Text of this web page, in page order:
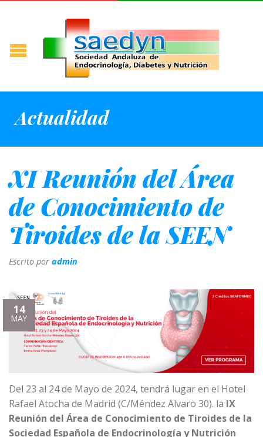
Actualidad
XI Reunión del Área
de Conocimiento de
Tiroides de la SEEN
Escrito por admin
14
MAY
Del 23 al 24 de Mayo de 2024, tendrá lugar en el Hotel
Rafael Atocha de Madrid (C/Méndez Alvaro 30). la IX
Reunión del Área de Conocimiento de Tiroides de la
Sociedad Española de Endocrinología y Nutrición